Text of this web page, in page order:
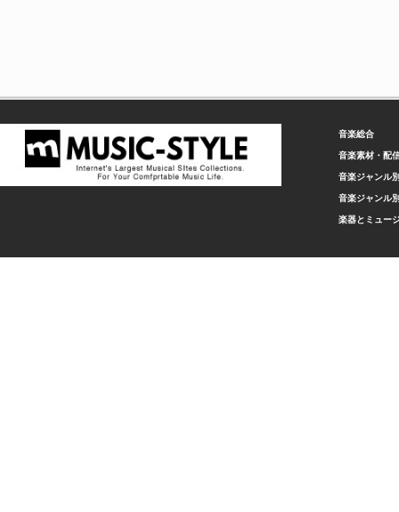
音楽総合
音楽素材・配
音楽ジャンル
音楽ジャンル
楽器とミュー